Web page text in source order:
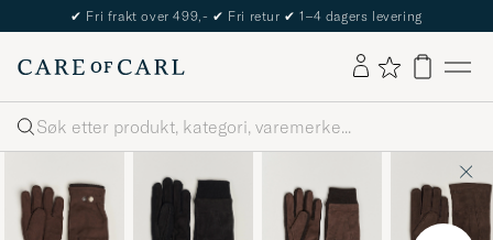
✔ Fri frakt over 499,- ✔ Fri retur ✔ 1–4 dagers levering
Søk